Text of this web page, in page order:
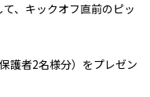
、キックオフ直前のピッ
護者2名様分）をプレゼン